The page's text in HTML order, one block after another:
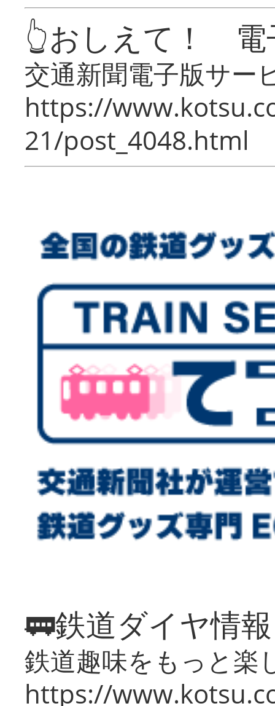
👆おしえて！ 電
交通新聞電子版サー
https://
21/post_4048.html
🚃鉄道ダイヤ情
鉄道趣味をもっと楽
https://